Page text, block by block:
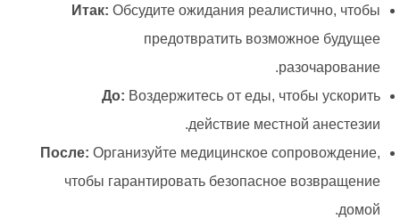
Итак: Обсудите ожидания реалистично, чтобы
предотвратить возможное будущее
разочарование.
До: Воздержитесь от еды, чтобы ускорить
действие местной анестезии.
После: Организуйте медицинское сопровождение,
чтобы гарантировать безопасное возвращение
домой.